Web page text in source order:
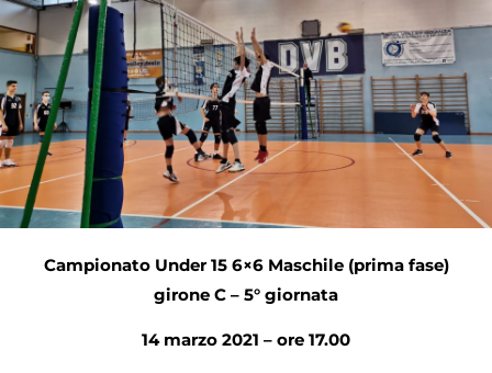
Campionato Under 15 6×6 Maschile (prima fase)
girone C – 5° giornata
14 marzo 2021 – ore 17.00